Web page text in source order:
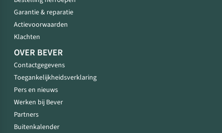
Garantie & reparatie
Actievoorwaarden
Klachten
OVER BEVER
Contactgegevens
Toegankelijkheidsverklaring
Pers en nieuws
Werken bij Bever
Partners
Buitenkalender